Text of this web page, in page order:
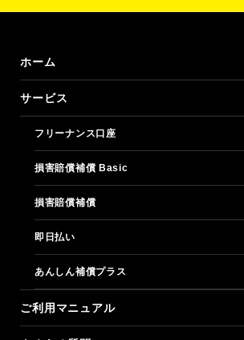
ホーム
サービス
フリーナンス口座
損害賠償補償 Basic
損害賠償補償
即日払い
あんしん補償プラス
ご利用マニュアル